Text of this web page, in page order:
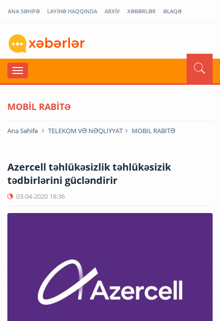
ANA SƏHİFƏ LAYİHƏ HAQQINDA ARXİV XƏBƏRLƏR ƏLAQƏ
MOBİL RABİTƏ
Ana Səhifə TELEKOM VƏ NƏQLİYYAT MOBİL RABİTƏ
Azercell təhlükəsizlik təhlükəsizik
tədbirlərini gücləndirir
03-04-2020 18:36